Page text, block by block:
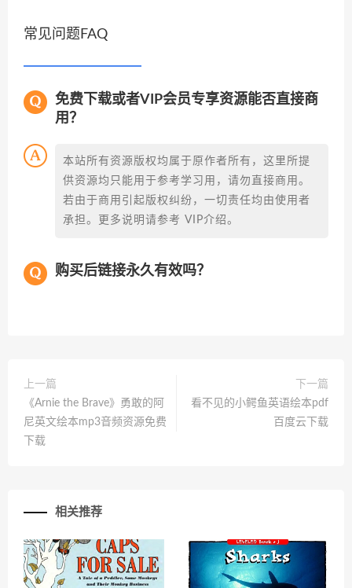
常见问题FAQ
免费下载或者VIP会员专享资源能否直接商
用？
本站所有资源版权均属于原作者所有，这里所提
供资源均只能用于参考学习用，请勿直接商用。
若由于商用引起版权纠纷，一切责任均由使用者
承担。更多说明请参考 VIP介绍。
购买后链接永久有效吗？
上一篇
《Arnie the Brave》勇敢的阿
尼英文绘本mp3音频资源免费
下载
下一篇
看不见的小鳄鱼英语绘本pdf
百度云下载
相关推荐